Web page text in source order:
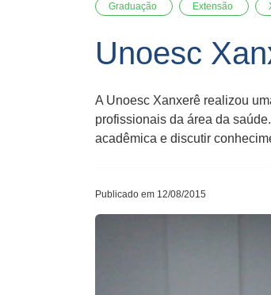
Graduação Extensão
Unoesc
A Unoesc Xanxerê realizou
profissionais da área da
acadêmica e discutir
Publicado em 12/08/2015